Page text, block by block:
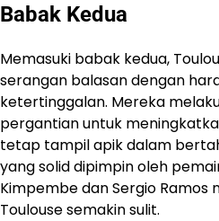
Babak Kedua
Memasuki babak kedua,
serangan balasan dengan
ketertinggalan. Mereka
pergantian untuk
tetap tampil apik dalam
yang solid dipimpin oleh
Kimpembe dan Sergio Ramos
Toulouse semakin sulit.